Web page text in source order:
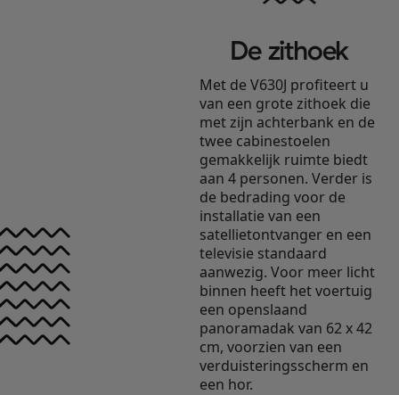
De zithoek
Met de V630J profiteert u
van een grote zithoek die
met zijn achterbank en de
twee cabinestoelen
gemakkelijk ruimte biedt
aan 4 personen. Verder is
de bedrading voor de
installatie van een
satellietontvanger en een
televisie standaard
aanwezig. Voor meer licht
binnen heeft het voertuig
een openslaand
panoramadak van 62 x 42
cm, voorzien van een
verduisteringsscherm en
een hor.